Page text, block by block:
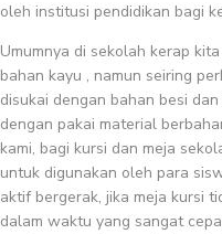
oleh institusi pendidikan bagi
Umumnya di sekolah kerap
bahan kayu , namun seiring
disukai dengan bahan besi
dengan pakai material
kami, bagi kursi dan meja
untuk digunakan oleh para
aktif bergerak, jika meja kursi
dalam waktu yang sangat